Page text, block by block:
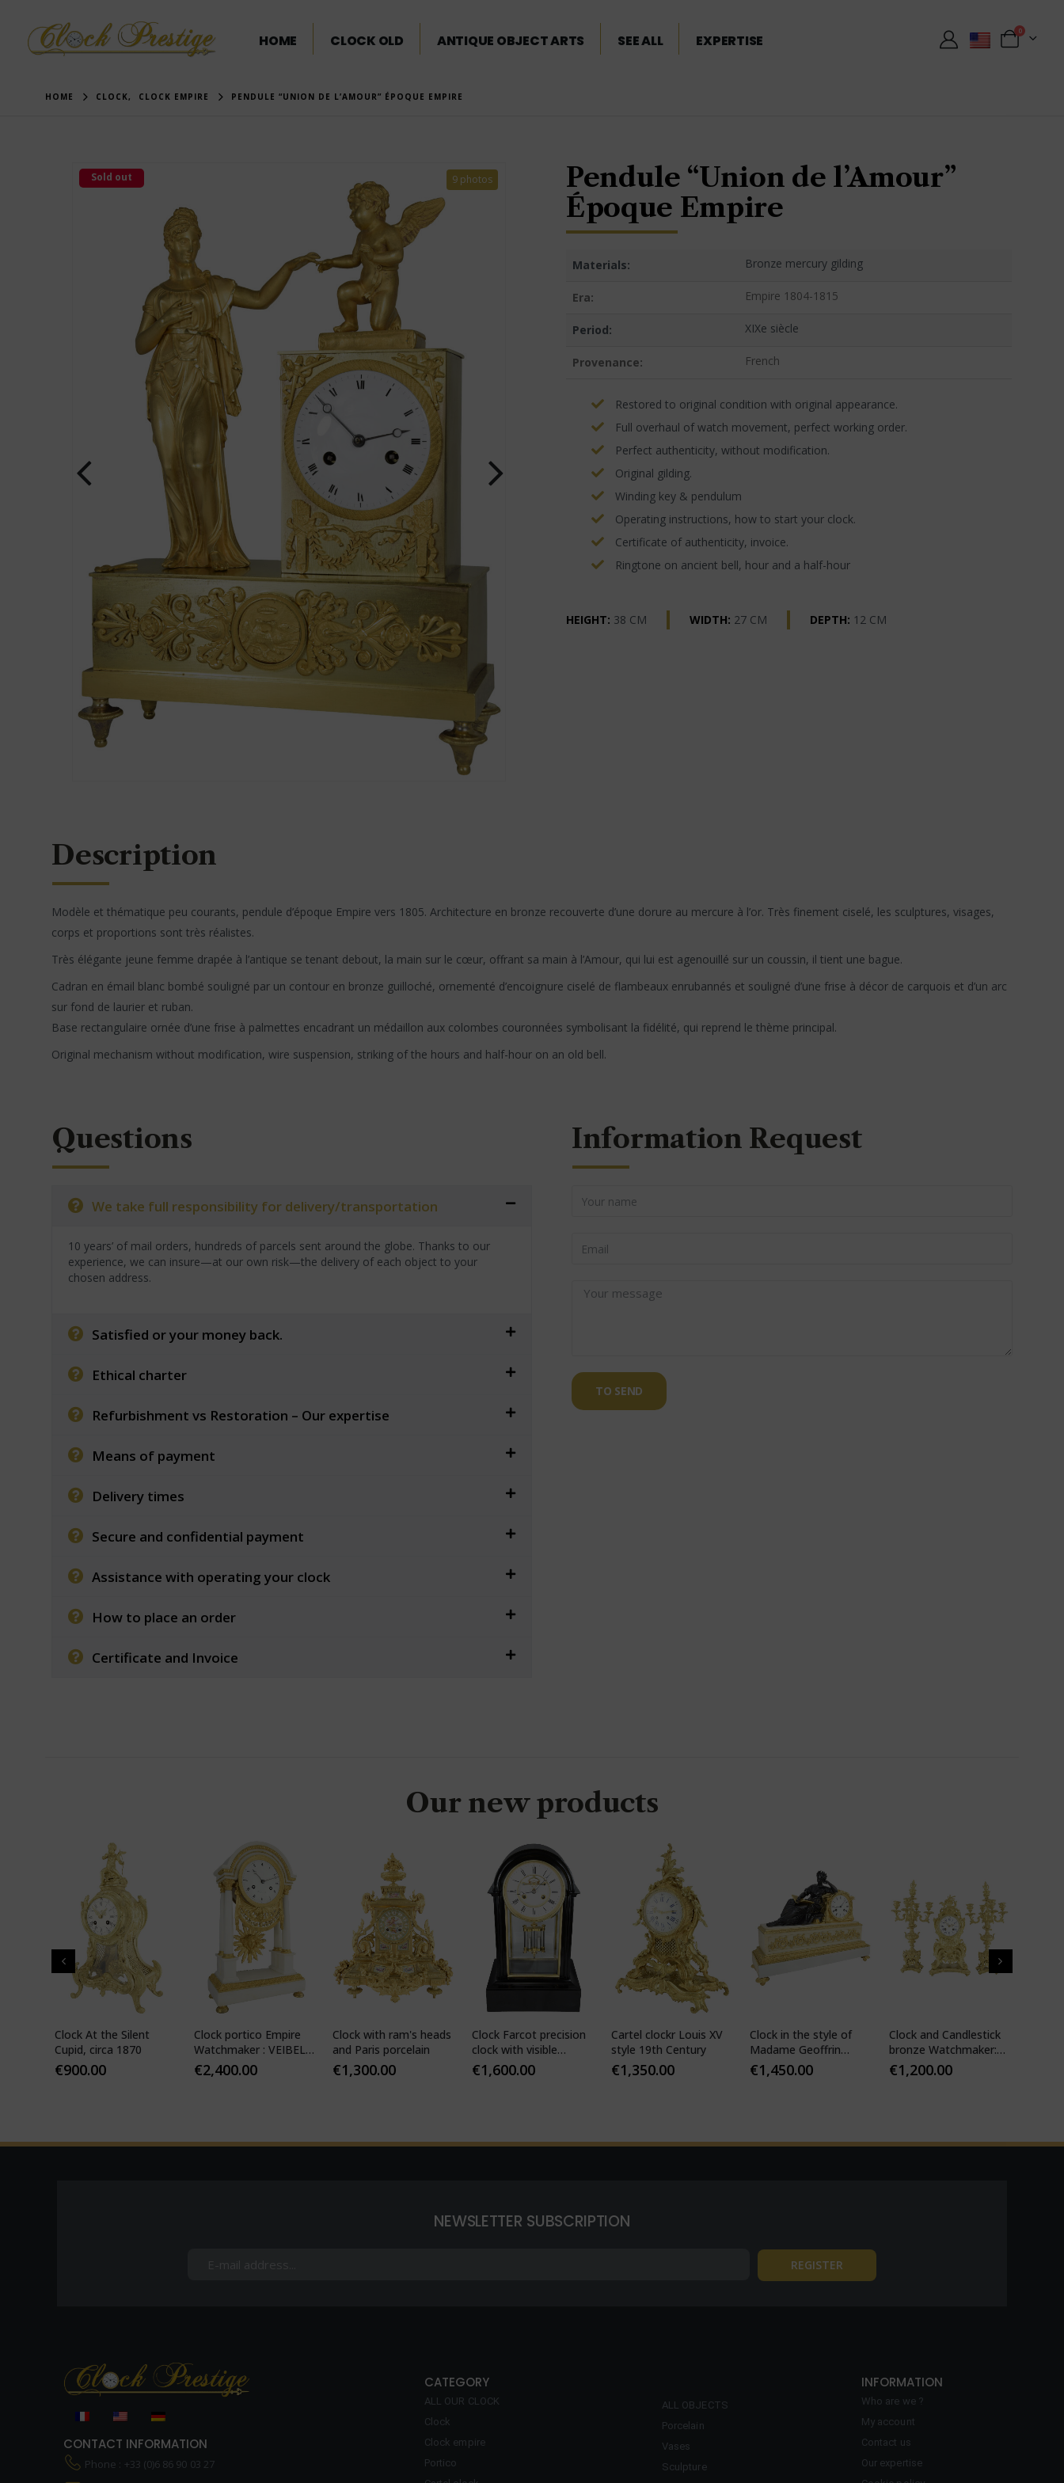
HOME CLOCK OLD ANTIQUE OBJECT ARTS SEE ALL EXPERTISE
0
HOME CLOCK, CLOCK EMPIRE PENDULE “UNION DE L’AMOUR” ÉPOQUE EMPIRE
9 photos
Sold out
Pendule “Union de l’Amour”
Époque Empire
Materials: Bronze mercury gilding
Era: Empire 1804-1815
Period: XIXe siècle
Provenance: French
Restored to original condition with original appearance.
Full overhaul of watch movement, perfect working order.
Perfect authenticity, without modification.
Original gilding.
Winding key & pendulum
Operating instructions, how to start your clock.
Certificate of authenticity, invoice.
Ringtone on ancient bell, hour and a half-hour
HEIGHT: 38 CM WIDTH: 27 CM DEPTH: 12 CM
Description
Modèle et thématique peu courants, pendule d’époque Empire vers 1805. Architecture en bronze recouverte d’une dorure au mercure à l’or. Très finement ciselé, les sculptures, visages,
corps et proportions sont très réalistes.
Très élégante jeune femme drapée à l’antique se tenant debout, la main sur le cœur, offrant sa main à l’Amour, qui lui est agenouillé sur un coussin, il tient une bague.
Cadran en émail blanc bombé souligné par un contour en bronze guilloché, ornementé d’encoignure ciselé de flambeaux enrubannés et souligné d’une frise à décor de carquois et d’un arc
sur fond de laurier et ruban.
Base rectangulaire ornée d’une frise à palmettes encadrant un médaillon aux colombes couronnées symbolisant la fidélité, qui reprend le thème principal.
Original mechanism without modification, wire suspension, striking of the hours and half-hour on an old bell.
Questions
We take full responsibility for delivery/transportation
10 years’ of mail orders, hundreds of parcels sent around the globe. Thanks to our
experience, we can insure—at our own risk—the delivery of each object to your
chosen address.
Satisfied or your money back.
Ethical charter
Refurbishment vs Restoration – Our expertise
Means of payment
Delivery times
Secure and confidential payment
Assistance with operating your clock
How to place an order
Certificate and Invoice
Information Request
TO SEND
Our new products
Clock At the Silent
Cupid, circa 1870
€900.00
Clock portico Empire
Watchmaker : VEIBEL
1810
€2,400.00
Clock with ram's heads
and Paris porcelain
€1,300.00
Clock Farcot precision
clock with visible
Brocot escapement
€1,600.00
Cartel clockr Louis XV
style 19th Century
€1,350.00
Clock in the style of
Madame Geoffrin
Watchmaker :
Desfontaines 1850
€1,450.00
Clock and Candlestick
bronze Watchmaker:
Mougin
€1,200.00
NEWSLETTER SUBSCRIPTION
CONTACT INFORMATION
Phone : +33 (0)6 86 90 03 27
CATEGORY
ALL OUR CLOCK
Clock
Clock empire
Portico
ALL OBJECTS
Porcelain
Vases
Sculpture
INFORMATION
Who are we ?
My account
Contact us
Our expertise